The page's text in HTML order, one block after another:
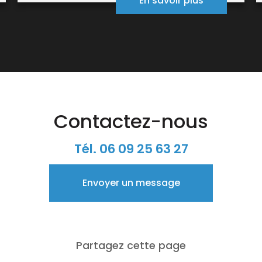
Contactez-nous
Tél. 06 09 25 63 27
Envoyer un message
Partagez cette page